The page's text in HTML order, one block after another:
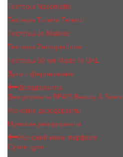
Тестеры Nasomatto
Тестеры Tiziana Terenzi
Тестеры Jо Malоnе
Тестеры Zarkoperfume
Тестеры 60 мл Made In UAE
Духи с феромонами
Дезодоранты
Дезодоранты BEA'S Beauty & Scent
Женские дезодоранты
Мужские дезодоранты
Женский мини парфюм
Сухие духи